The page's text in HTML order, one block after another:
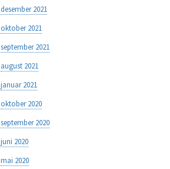
desember 2021
oktober 2021
september 2021
august 2021
januar 2021
oktober 2020
september 2020
juni 2020
mai 2020